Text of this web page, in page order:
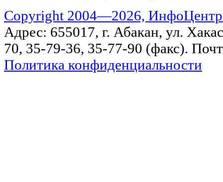
Copyright 2004—2026,
Адрес: 655017, г. Абакан, ул.
70, 35-79-36, 35-77-90 (факс).
Политика конфиденциальности